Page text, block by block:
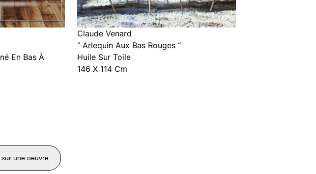
En Bas À
Claude Venard
“ Arlequin Aux Bas Rouges “
Huile Sur Toile
146 X 114 Cm
une oeuvre